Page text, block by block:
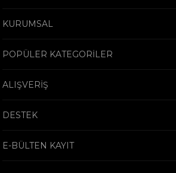
KURUMSAL
POPÜLER KATEGORİLER
ALIŞVERİŞ
DESTEK
E-BÜLTEN KAYIT